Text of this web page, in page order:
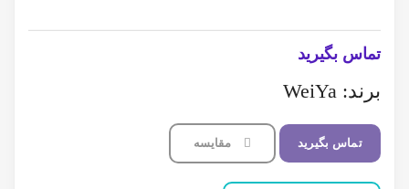
تماس بگیرید
برند: WeiYa
تماس بگیرید مقایسه